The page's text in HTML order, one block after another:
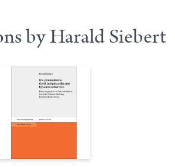
by Harald Siebert